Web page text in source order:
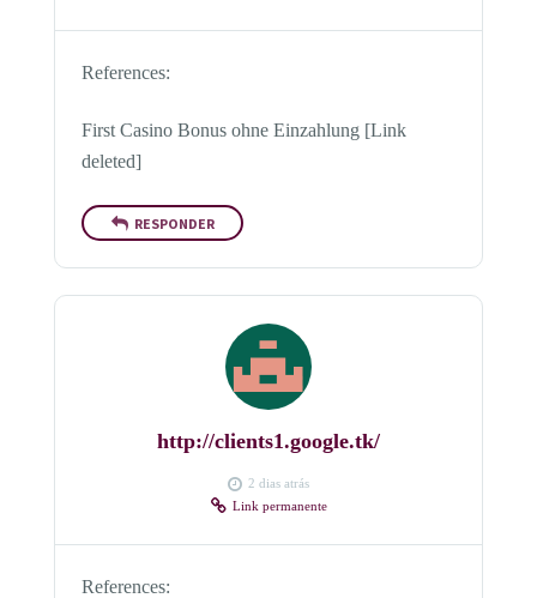
References:
First Casino Bonus ohne Einzahlung [Link
deleted]
RESPONDER
http://clients1.google.tk/
2 dias atrás
Link permanente
References: